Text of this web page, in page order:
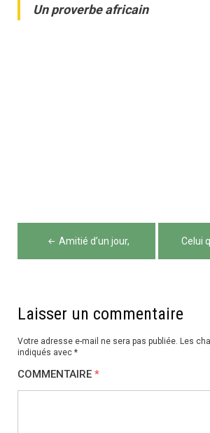
Un proverbe africain
Navigation
de
Amitié d’un jour, Celui
Laisser un commentaire
Votre adresse e-mail ne sera pas publiée. Les
indiqués avec *
COMMENTAIRE *